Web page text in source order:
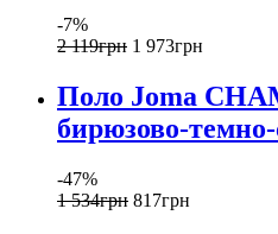
-7%
2 119грн 1 973грн
Поло Joma
бирюзово-
-47%
1 534грн 817грн